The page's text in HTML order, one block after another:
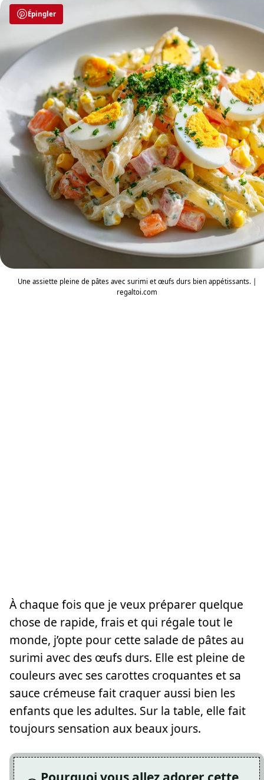
Épingler
Une assiette pleine de pâtes avec surimi et œufs durs bien appétissants. |
regaltoi.com
À chaque fois que je veux préparer quelque
chose de rapide, frais et qui régale tout le
monde, j’opte pour cette salade de pâtes au
surimi avec des œufs durs. Elle est pleine de
couleurs avec ses carottes croquantes et sa
sauce crémeuse fait craquer aussi bien les
enfants que les adultes. Sur la table, elle fait
toujours sensation aux beaux jours.